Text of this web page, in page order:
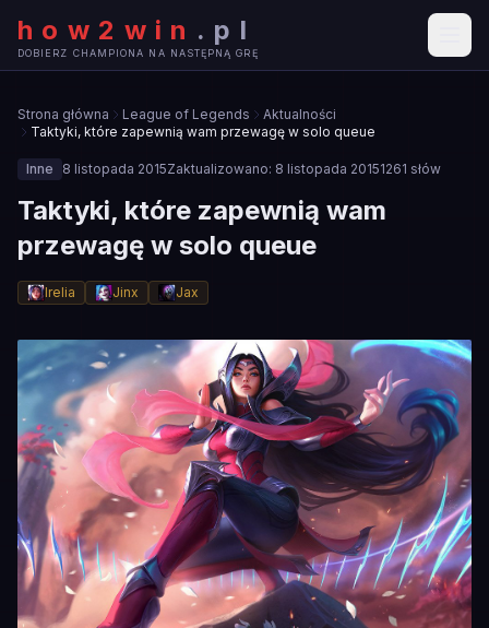
how2win . pl
DOBIERZ CHAMPIONA NA NASTĘPNĄ GRĘ
Strona główna League of Legends
Aktualności
Taktyki, które zapewnią wam przewagę w solo queue
Inne 8 listopada 2015Zaktualizowano: 8 listopada 20151261 słów
Taktyki, które zapewnią wam
przewagę w solo queue
Irelia Jinx Jax